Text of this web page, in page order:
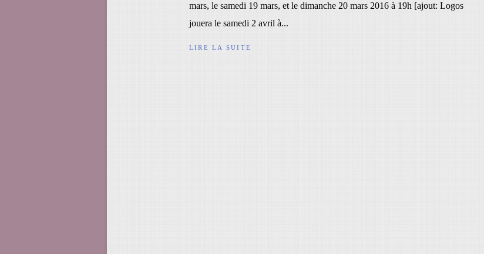
mars, le samedi 19 mars, et le dimanche 20 mars 2016 à 19h [ajout: Logos
jouera le samedi 2 avril à...
LIRE LA SUITE